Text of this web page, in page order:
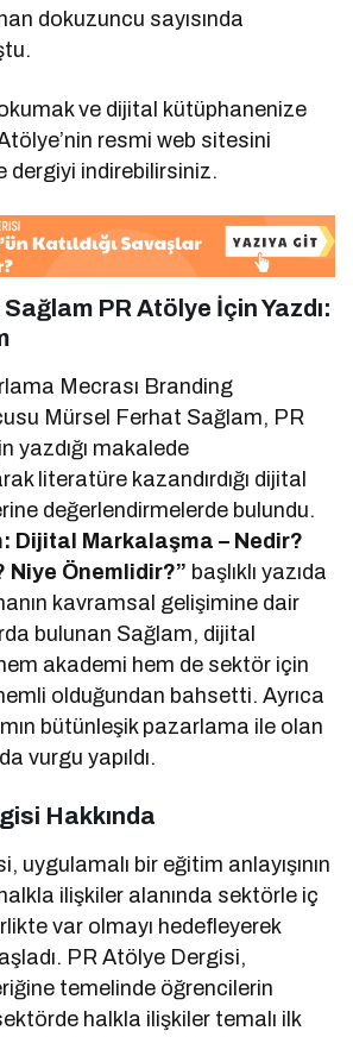
dokuzuncu sayısında
ve dijital kütüphanenize
resmi web sitesini
dergiyi indirebilirsiniz.
PR Atölye İçin Yazdı:
Mecrası Branding
Mürsel Ferhat Sağlam, PR
yazdığı makalede
literatüre kazandırdığı dijital
değerlendirmelerde bulundu.
Dijital Markalaşma – Nedir?
Niye Önemlidir?” başlıklı yazıda
kavramsal gelişimine dair
bulunan Sağlam, dijital
akademi hem de sektör için
olduğundan bahsetti. Ayrıca
bütünleşik pazarlama ile olan
vurgu yapıldı.
Hakkında
uygulamalı bir eğitim anlayışının
ilişkiler alanında sektörle iç
var olmayı hedefleyerek
PR Atölye Dergisi,
temelinde öğrencilerin
halkla ilişkiler temalı ilk